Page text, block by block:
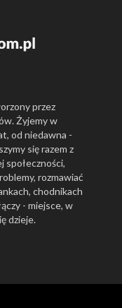
przez
Żyjemy w
od niedawna -
się razem z
społeczności,
rozmawiać
chodnikach
- miejsce, w
dzieje.